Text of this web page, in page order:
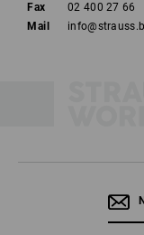
Fax
02 400 27 66
Mail